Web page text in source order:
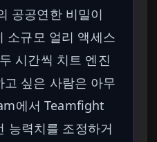
공공연한 비밀이
소규모 얼리 액세스
시간씩 치트 엔진
싶은 사람은 아무
에서 Teamfight
능력치를 조정하거